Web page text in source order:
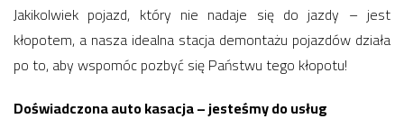
Jakikolwiek pojazd, który nie nadaje się do jazdy – jest
kłopotem, a nasza idealna stacja demontażu pojazdów działa
po to, aby wspomóc pozbyć się Państwu tego kłopotu!
Doświadczona auto kasacja – jesteśmy do usług